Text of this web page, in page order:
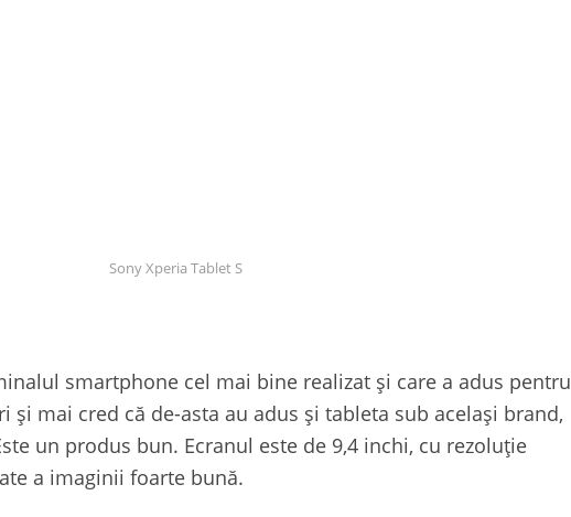
Sony Xperia Tablet S
smartphone cel mai bine realizat și care a adus pentru
și mai cred că de-asta au adus și tableta sub același brand,
un produs bun. Ecranul este de 9,4 inchi, cu rezoluție
a imaginii foarte bună.